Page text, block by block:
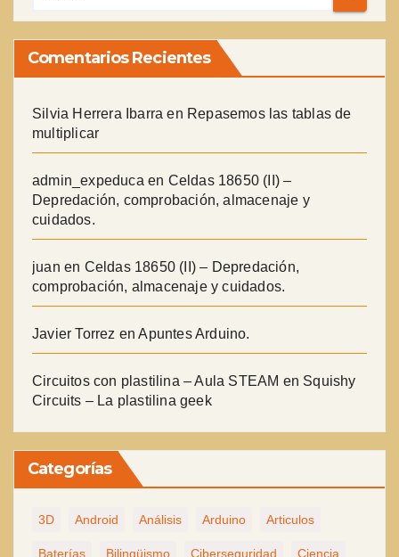
Comentarios Recientes
Silvia Herrera Ibarra en Repasemos las tablas de
multiplicar
admin_expeduca en Celdas 18650 (II) –
Depredación, comprobación, almacenaje y
cuidados.
juan en Celdas 18650 (II) – Depredación,
comprobación, almacenaje y cuidados.
Javier Torrez enApuntes Arduino.
Circuitos con plastilina – Aula STEAM en Squishy
Circuits – La plastilina geek
Categorías
3D Android Análisis Arduino Articulos
Baterías Bilingüismo Ciberseguridad Ciencia